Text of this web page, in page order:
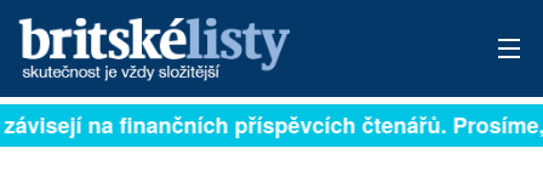
PŘIHLÁSIT
na finančních příspěvcích čtenářů. Prosíme,